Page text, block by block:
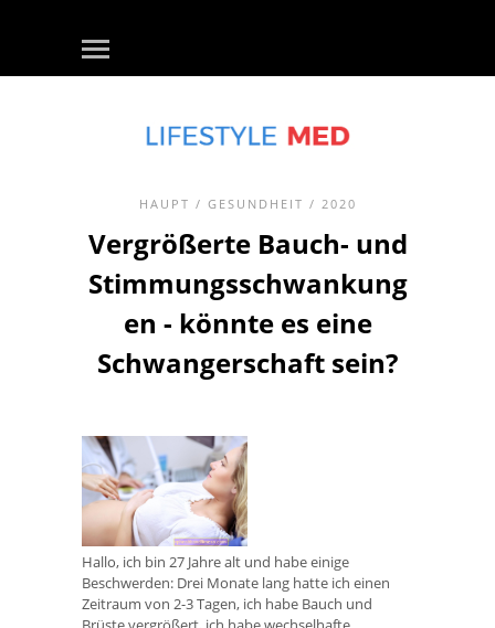
HAUPT / GESUNDHEIT / 2020
Vergrößerte Bauch- und
Stimmungsschwankung
en - könnte es eine
Schwangerschaft sein?
Hallo, ich bin 27 Jahre alt und habe einige
Beschwerden: Drei Monate lang hatte ich einen
Zeitraum von 2-3 Tagen, ich habe Bauch und